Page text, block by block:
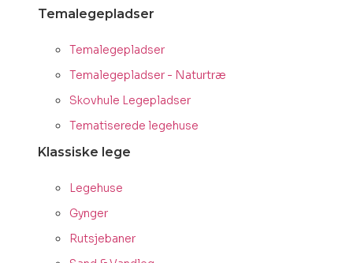
Temalegepladser
Temalegepladser
Temalegepladser - Naturtræ
Skovhule Legepladser
Tematiserede legehuse
Klassiske lege
Legehuse
Gynger
Rutsjebaner